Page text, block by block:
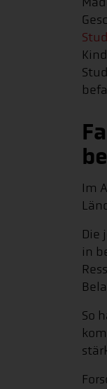
Im
Die
in
So